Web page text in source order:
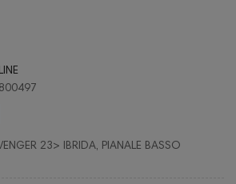
23> IBRIDA, PIANALE BASSO